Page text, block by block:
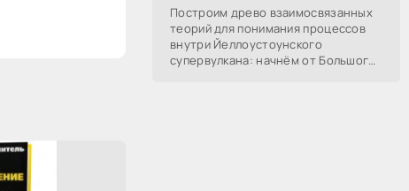
Построим древо взаимосвязанных
теорий для понимания процессов
внутри Йеллоустоунского
супервулкана: начнём от Большого